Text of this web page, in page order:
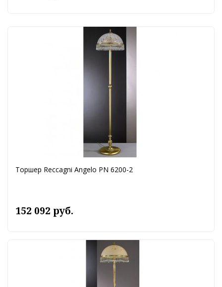
Торшер Reccagni Angelo PN 6200-2
152 092 руб.